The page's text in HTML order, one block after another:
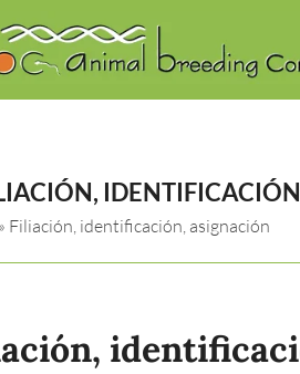
» Filiación, identificación, asignación